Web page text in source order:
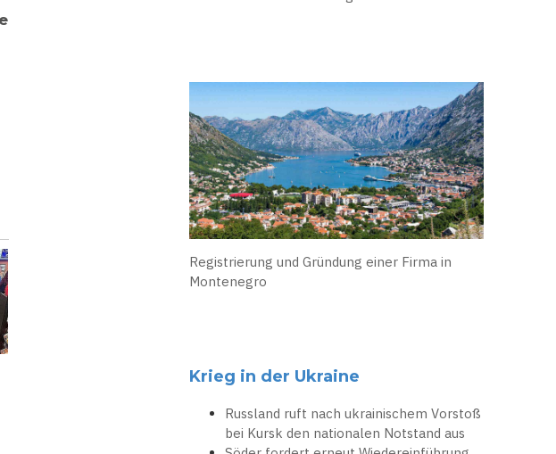
Registrierung und Gründung einer Firma in
Montenegro
Krieg in der Ukraine
Russland ruft nach ukrainischem Vorstoß
bei Kursk den nationalen Notstand aus